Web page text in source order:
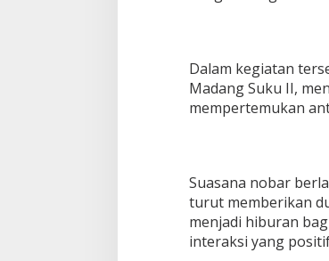
S
i
n
e
a
m
t
i
‎Dalam kegiatan
Madang Suku II,
mempertemukan
‎Suasana nobar
turut memberikan
menjadi hiburan
interaksi yang